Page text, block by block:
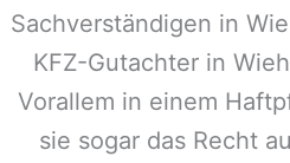
Sachverständigen in
KFZ-Gutachter in
Vorallem in einem
sie sogar das Recht